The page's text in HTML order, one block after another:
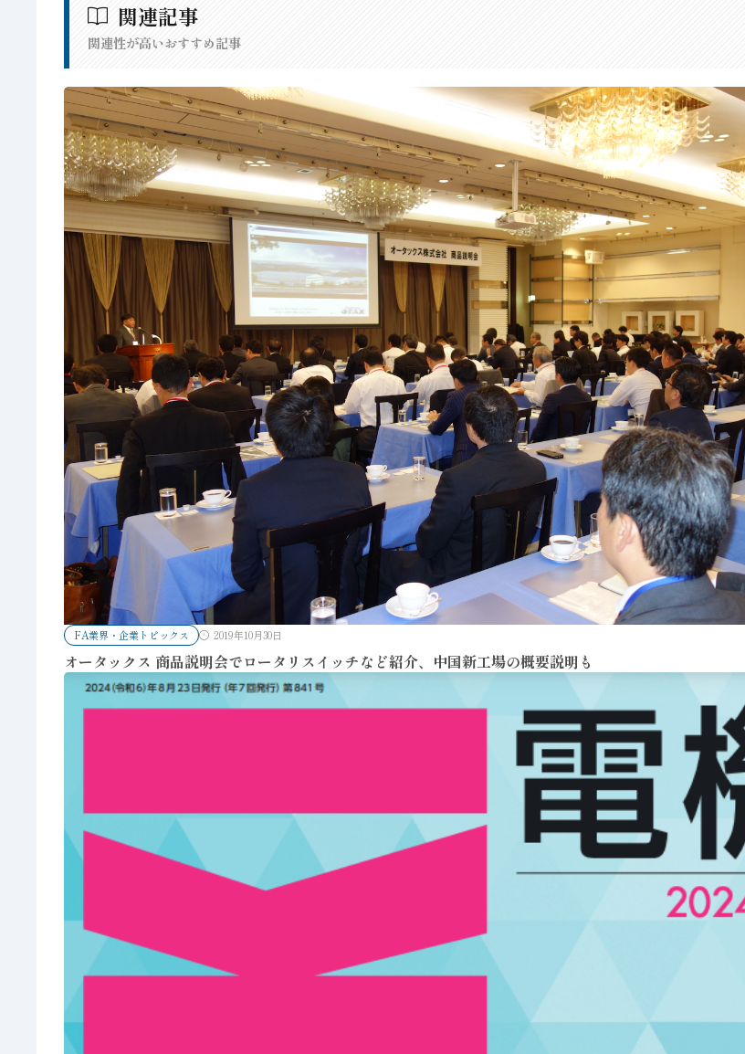
関連記事
関連性が高いおすすめ記事
FA業界・企業トピックス 2019年10月30日
オータックス 商品説明会でロータリスイッチなど紹介、中国新工場の概要説明も